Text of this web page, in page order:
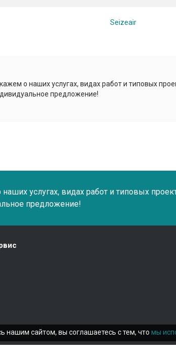
Seizeair
о наших услугах, видах работ и типовых
предложение!
услугах, видах работ и типовых
предложение!
нашим сайтом, вы соглашаетесь с тем, что мы